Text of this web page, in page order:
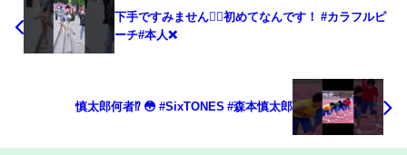
下手ですみません🙇‍♀️初めてなんです！ #カラフルピ
ーチ#本人❌
慎太郎何者⁉︎ 😳 #SixTONES #森本慎太郎